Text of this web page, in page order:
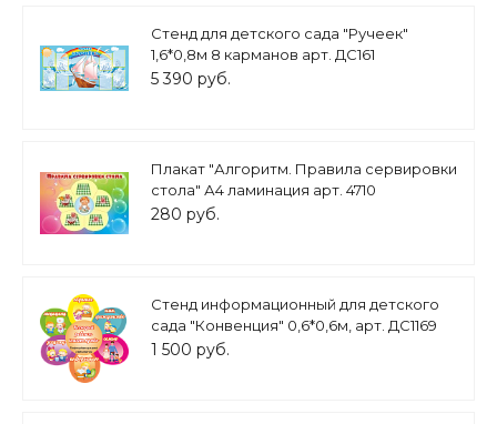
Стенд для детского сада "Ручеек"
1,6*0,8м 8 карманов арт. ДС161
5 390 руб.
Плакат "Алгоритм. Правила сервировки
стола" А4 ламинация арт. 4710
280 руб.
Стенд информационный для детского
сада "Конвенция" 0,6*0,6м, арт. ДС1169
1 500 руб.